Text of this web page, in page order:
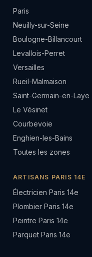
Paris
Neuilly-sur-Seine
Boulogne-Billancourt
Levallois-Perret
Versailles
Rueil-Malmaison
Saint-Germain-en-Laye
Le Vésinet
Courbevoie
Enghien-les-Bains
Toutes les zones
ARTISANS PARIS 14E
Électricien Paris 14e
Plombier Paris 14e
Peintre Paris 14e
Parquet Paris 14e